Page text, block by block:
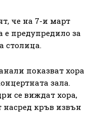
че на 7-и март
е предупредило за
столица.
показват хора
зала.
се виждат хора,
насред кръв извън